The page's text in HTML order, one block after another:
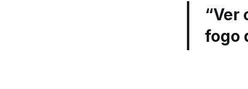
“Ver
fogo